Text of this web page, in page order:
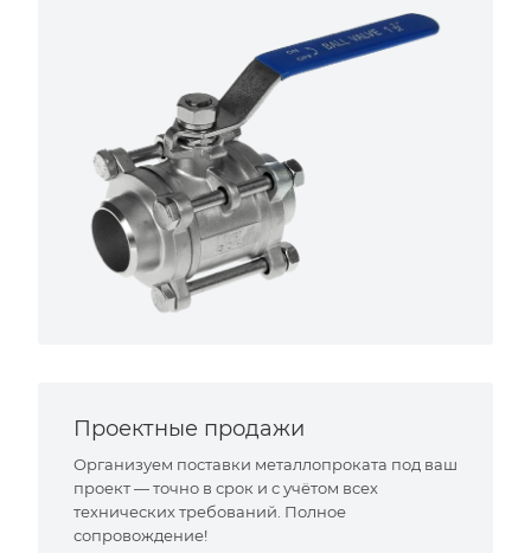
Проектные продажи
Организуем поставки металлопроката под ваш
проект — точно в срок и с учётом всех
технических требований. Полное
сопровождение!